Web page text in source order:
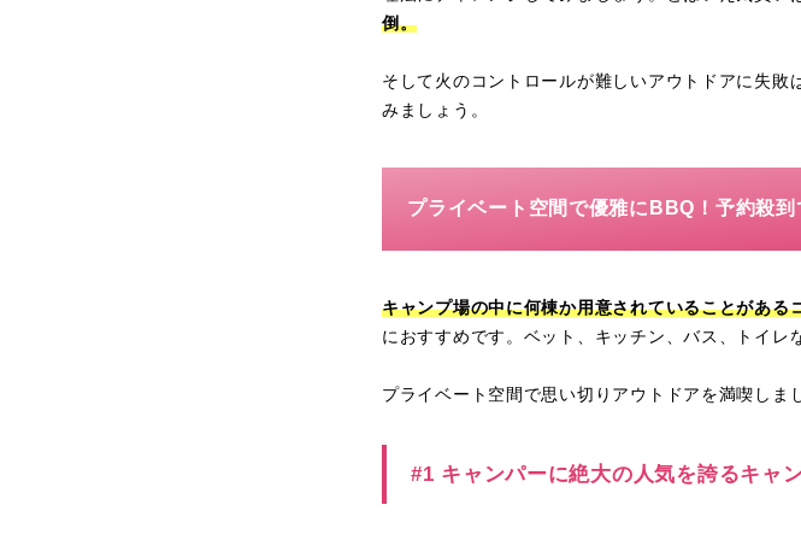
倒。
そして火のコントロールが難しいアウトドアに失
みましょう。
プライベート空間で優雅にBBQ！予約殺
キャンプ場の中に何棟か用意されていることがある
におすすめです。ベット、キッチン、バス、トイレ
プライベート空間で思い切りアウトドアを満喫しま
#1 キャンパーに絶大の人気を誇るキャ